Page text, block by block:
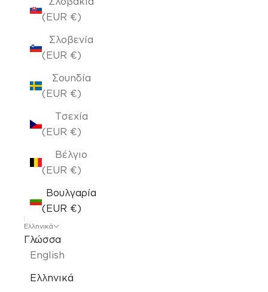
(EUR €)
Σλοβενία
(EUR €)
Σουηδία
(EUR €)
Τσεχία
(EUR €)
Βέλγιο
(EUR €)
Βουλγαρία
(EUR €)
Ελληνικά
Γλώσσα
English
Ελληνικά